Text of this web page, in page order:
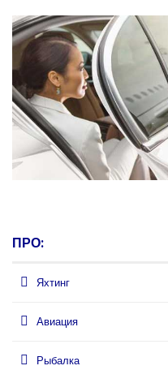
ПРО:
Яхтинг
Авиация
Рыбалка